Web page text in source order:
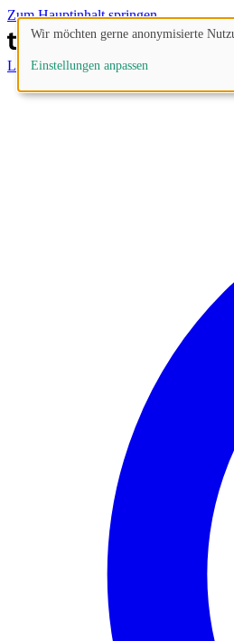
Zum Hauptinhalt springen
LösungenProzesseFunktionen
Wir möchten gerne anonymisierte
Einstellungen anpassen